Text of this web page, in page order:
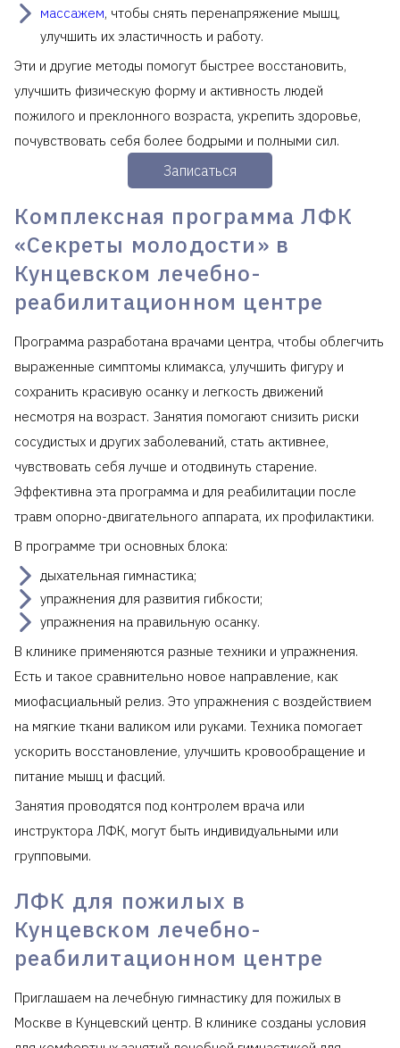
массажем, чтобы снять перенапряжение мышц,
улучшить их эластичность и работу.
Эти и другие методы помогут быстрее восстановить,
улучшить физическую форму и активность людей
пожилого и преклонного возраста, укрепить здоровье,
почувствовать себя более бодрыми и полными сил.
Записаться
Комплексная программа ЛФК
«Секреты молодости» в
Кунцевском лечебно-
реабилитационном центре
Программа разработана врачами центра, чтобы облегчить
выраженные симптомы климакса, улучшить фигуру и
сохранить красивую осанку и легкость движений
несмотря на возраст. Занятия помогают снизить риски
сосудистых и других заболеваний, стать активнее,
чувствовать себя лучше и отодвинуть старение.
Эффективна эта программа и для реабилитации после
травм опорно-двигательного аппарата, их профилактики.
В программе три основных блока:
дыхательная гимнастика;
упражнения для развития гибкости;
упражнения на правильную осанку.
В клинике применяются разные техники и упражнения.
Есть и такое сравнительно новое направление, как
миофасциальный релиз. Это упражнения с воздействием
на мягкие ткани валиком или руками. Техника помогает
ускорить восстановление, улучшить кровообращение и
питание мышц и фасций.
Занятия проводятся под контролем врача или
инструктора ЛФК, могут быть индивидуальными или
групповыми.
ЛФК для пожилых в
Кунцевском лечебно-
реабилитационном центре
Приглашаем на лечебную гимнастику для пожилых в
Москве в Кунцевский центр. В клинике созданы условия